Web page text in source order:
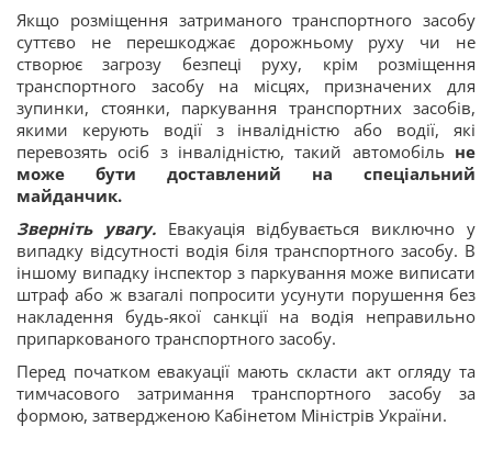
Якщо розміщення затриманого транспортного засобу
суттєво не перешкоджає дорожньому руху чи не
створює загрозу безпеці руху, крім розміщення
транспортного засобу на місцях, призначених для
зупинки, стоянки, паркування транспортних засобів,
якими керують водії з інвалідністю або водії, які
перевозять осіб з інвалідністю, такий автомобіль не
може бути доставлений на спеціальний
майданчик.
Зверніть увагу.Евакуація відбувається виключно у
випадку відсутності водія біля транспортного засобу. В
іншому випадку інспектор з паркування може виписати
штраф або ж взагалі попросити усунути порушення без
накладення будь-якої санкції на водія неправильно
припаркованого транспортного засобу.
Перед початком евакуації мають скласти акт огляду та
тимчасового затримання транспортного засобу за
формою, затвердженою Кабінетом Міністрів України.